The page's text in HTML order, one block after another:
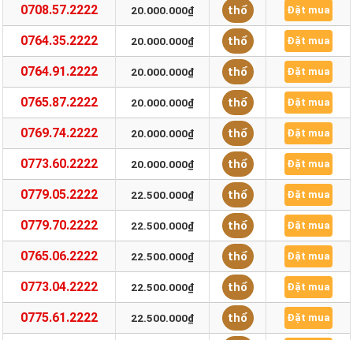
0708.57.2222 20.000.000₫ thổ Đặt mua
0764.35.2222 20.000.000₫ thổ Đặt mua
0764.91.2222 20.000.000₫ thổ Đặt mua
0765.87.2222 20.000.000₫ thổ Đặt mua
0769.74.2222 20.000.000₫ thổ Đặt mua
0773.60.2222 20.000.000₫ thổ Đặt mua
0779.05.2222 22.500.000₫ thổ Đặt mua
0779.70.2222 22.500.000₫ thổ Đặt mua
0765.06.2222 22.500.000₫ thổ Đặt mua
0773.04.2222 22.500.000₫ thổ Đặt mua
0775.61.2222 22.500.000₫ thổ Đặt mua